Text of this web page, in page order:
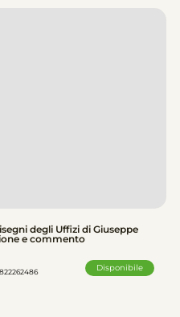
degli Uffizi di Giuseppe
e commento
Disponibile